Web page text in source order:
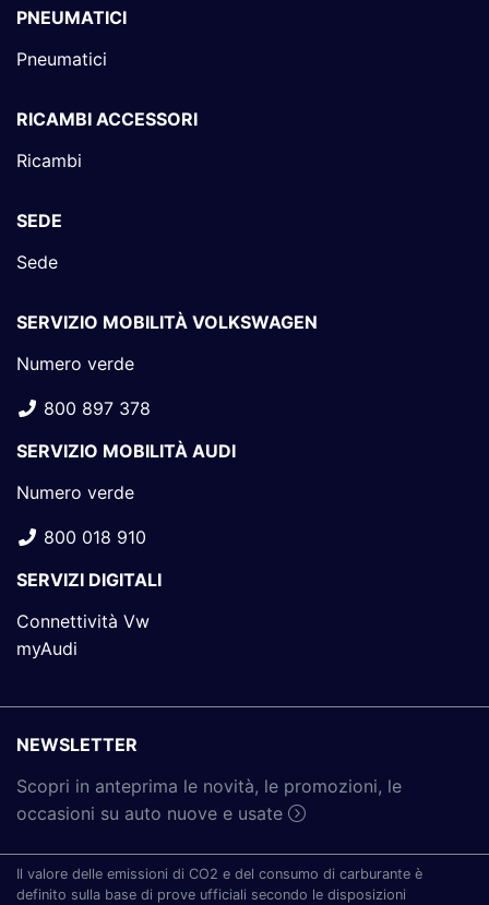
PNEUMATICI
Pneumatici
RICAMBI ACCESSORI
Ricambi
SEDE
Sede
SERVIZIO MOBILITÀ VOLKSWAGEN
Numero verde
800 897 378
SERVIZIO MOBILITÀ AUDI
Numero verde
800 018 910
SERVIZI DIGITALI
Connettività Vw
myAudi
NEWSLETTER
Scopri in anteprima le novità, le promozioni, le
occasioni su auto nuove e usate
Il valore delle emissioni di CO2 e del consumo di carburante è
definito sulla base di prove ufficiali secondo le disposizioni